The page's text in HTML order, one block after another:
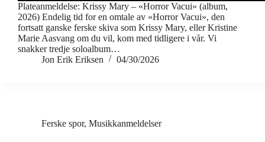
Plateanmeldelse: Krissy Mary – «Horror Vacui» (album,
2026) Endelig tid for en omtale av «Horror Vacui», den
fortsatt ganske ferske skiva som Krissy Mary, eller Kristine
Marie Aasvang om du vil, kom med tidligere i vår. Vi
snakker tredje soloalbum…
Jon Erik Eriksen
04/30/2026
Ferske spor, Musikkanmeldelser